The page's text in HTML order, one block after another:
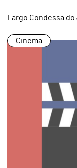
Largo Condessa do
Cinema